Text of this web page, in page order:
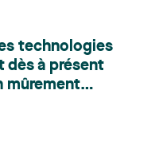
une
le cadre d’enjeux
contestation de
les dossiers
technologies
dès à présent
mûrement